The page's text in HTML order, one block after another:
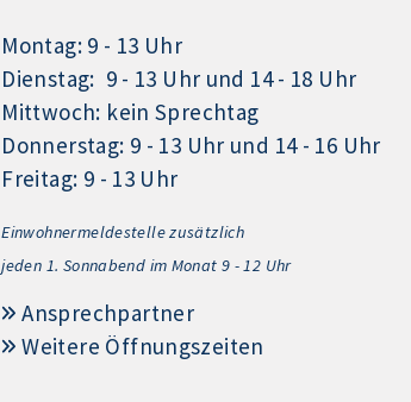
Montag: 9 - 13 Uhr
Dienstag: 9 - 13 Uhr und 14 - 18 Uhr
Mittwoch: kein Sprechtag
Donnerstag: 9 - 13 Uhr und 14 - 16 Uhr
Freitag: 9 - 13 Uhr
Einwohnermeldestelle zusätzlich
jeden 1. Sonnabend im Monat 9 - 12 Uhr
Ansprechpartner
Weitere Öffnungszeiten